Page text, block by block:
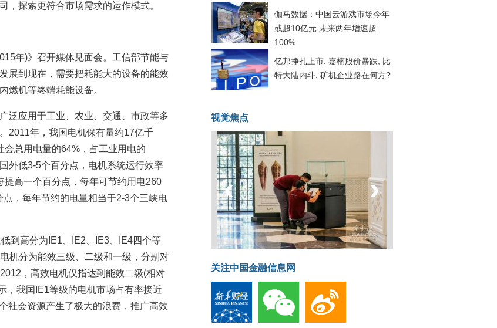
，探索更符合市场需求的运作模式。
年)》召开媒体见面会。工信部节能与
展到现在，需要把耗能大的设备的能效
燃机等终端耗能设备。
泛应用于工业、农业、交通、市政等多
2011年，我国电机保有量约17亿千
总用电量的64%，占工业用电的
外低3-5个百分点，电机系统运行效率
高一个百分点，每年可节约用电260
，每年节约的电量相当于2-3个三峡电
到高分为IE1、IE2、IE3、IE4四个等
机分为能效三级、二级和一级，分别对
，高效电机仅指达到能效二级(相对
，我国IE1等级的电机市场占有率接近
社会资源产生了极大的浪费，推广高效
伽马数据：中国云游戏市场今年
或超10亿元 未来两年增速超
100%
亿邦挣扎上市, 嘉楠股价暴跌, 比
特大陆内斗, 矿机企业路在何方?
视觉焦点
坐上火车看老挝
‹ ›
关注中国金融信息网